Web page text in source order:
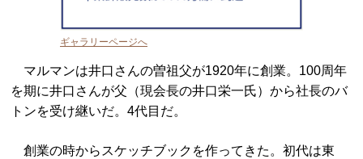
ギャラリーページへ
マルマンは井口さんの曽祖父が1920年に創業。100周年
を期に井口さんが父（現会長の井口栄一氏）から社長のバ
トンを受け継いだ。4代目だ。
創業の時からスケッチブックを作ってきた。初代は東